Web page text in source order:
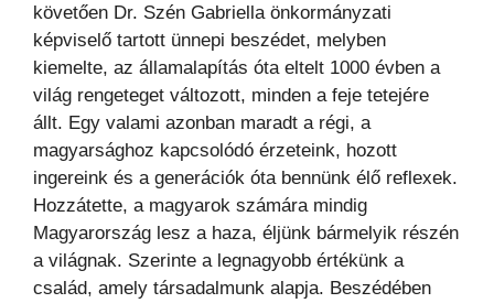
követően Dr. Szén Gabriella önkormányzati
képviselő tartott ünnepi beszédet, melyben
kiemelte, az államalapítás óta eltelt 1000 évben a
világ rengeteget változott, minden a feje tetejére
állt. Egy valami azonban maradt a régi, a
magyarsághoz kapcsolódó érzeteink, hozott
ingereink és a generációk óta bennünk élő reflexek.
Hozzátette, a magyarok számára mindig
Magyarország lesz a haza, éljünk bármelyik részén
a világnak. Szerinte a legnagyobb értékünk a
család, amely társadalmunk alapja. Beszédében